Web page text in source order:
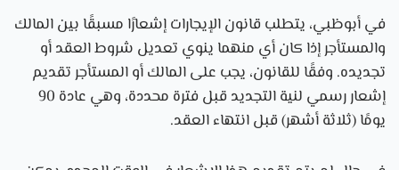
في أبوظبي، يتطلب قانون الإيجارات إشعارًا مسبقًا بين المالك
والمستأجر إذا كان أي منهما ينوي تعديل شروط العقد أو
تجديده. وفقًا للقانون، يجب على المالك أو المستأجر تقديم
إشعار رسمي لنية التجديد قبل فترة محددة، وهي عادة 90
يومًا (ثلاثة أشهر) قبل انتهاء العقد.